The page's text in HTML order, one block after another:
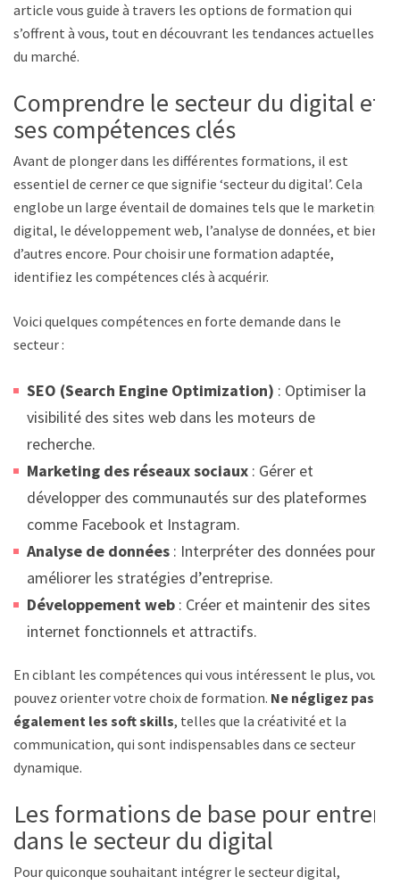
article vous guide à travers les options de formation qui
s’offrent à vous, tout en découvrant les tendances actuelles
du marché.
Comprendre le secteur du digital et
ses compétences clés
Avant de plonger dans les différentes formations, il est
essentiel de cerner ce que signifie ‘secteur du digital’. Cela
englobe un large éventail de domaines tels que le marketing
digital, le développement web, l’analyse de données, et bien
d’autres encore. Pour choisir une formation adaptée,
identifiez les compétences clés à acquérir.
Voici quelques compétences en forte demande dans le
secteur :
SEO (Search Engine Optimization) : Optimiser la
visibilité des sites web dans les moteurs de
recherche.
Marketing des réseaux sociaux : Gérer et
développer des communautés sur des plateformes
comme Facebook et Instagram.
Analyse de données : Interpréter des données pour
améliorer les stratégies d’entreprise.
Développement web : Créer et maintenir des sites
internet fonctionnels et attractifs.
En ciblant les compétences qui vous intéressent le plus, vous
pouvez orienter votre choix de formation. Ne négligez pas
également les soft skills, telles que la créativité et la
communication, qui sont indispensables dans ce secteur
dynamique.
Les formations de base pour entrer
dans le secteur du digital
Pour quiconque souhaitant intégrer le secteur digital,